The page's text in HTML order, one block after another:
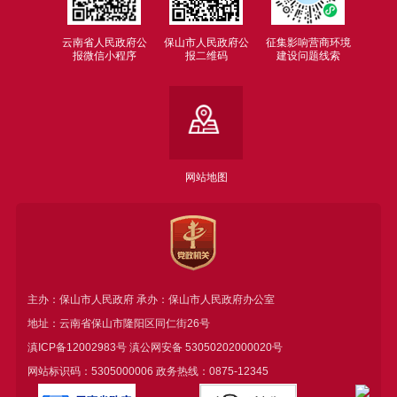
云南省人民政府公
报微信小程序
保山市人民政府公
报二维码
征集影响营商环境
建设问题线索
网站地图
主办：保山市人民政府 承办：保山市人民政府办公室
地址：云南省保山市隆阳区同仁街26号
滇ICP备12002983号滇公网安备 53050202000020号
网站标识码：5305000006 政务热线：0875-12345